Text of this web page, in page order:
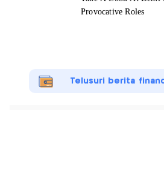
Telusuri berita